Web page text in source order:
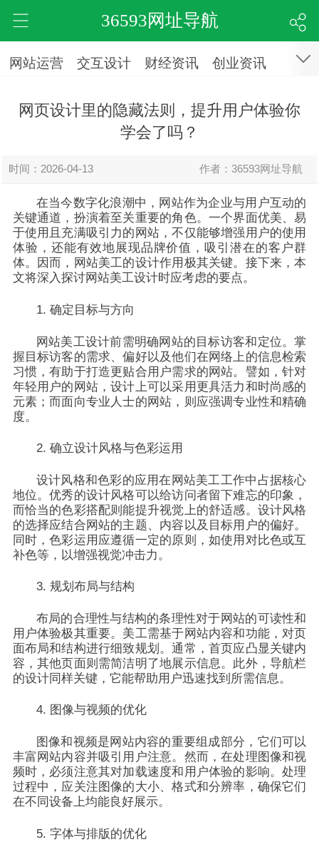
36593网址导航
网站运营 交互设计 财经资讯 创业资讯
网页设计里的隐藏法则，提升用户体验你
学会了吗？
时间：2026-04-13 作者：36593网址导航
在当今数字化浪潮中，网站作为企业与用户互动的
关键通道，扮演着至关重要的角色。一个界面优美、易
于使用且充满吸引力的网站，不仅能够增强用户的使用
体验，还能有效地展现品牌价值，吸引潜在的客户群
体。因而，网站美工的设计作用极其关键。接下来，本
文将深入探讨网站美工设计时应考虑的要点。
1. 确定目标与方向
网站美工设计前需明确网站的目标访客和定位。掌
握目标访客的需求、偏好以及他们在网络上的信息检索
习惯，有助于打造更贴合用户需求的网站。譬如，针对
年轻用户的网站，设计上可以采用更具活力和时尚感的
元素；而面向专业人士的网站，则应强调专业性和精确
度。
2. 确立设计风格与色彩运用
设计风格和色彩的应用在网站美工工作中占据核心
地位。优秀的设计风格可以给访问者留下难忘的印象，
而恰当的色彩搭配则能提升视觉上的舒适感。设计风格
的选择应结合网站的主题、内容以及目标用户的偏好。
同时，色彩运用应遵循一定的原则，如使用对比色或互
补色等，以增强视觉冲击力。
3. 规划布局与结构
布局的合理性与结构的条理性对于网站的可读性和
用户体验极其重要。美工需基于网站内容和功能，对页
面布局和结构进行细致规划。通常，首页应凸显关键内
容，其他页面则需简洁明了地展示信息。此外，导航栏
的设计同样关键，它能帮助用户迅速找到所需信息。
4. 图像与视频的优化
图像和视频是网站内容的重要组成部分，它们可以
丰富网站内容并吸引用户注意。然而，在处理图像和视
频时，必须注意其对加载速度和用户体验的影响。处理
过程中，应关注图像的大小、格式和分辨率，确保它们
在不同设备上均能良好展示。
5. 字体与排版的优化